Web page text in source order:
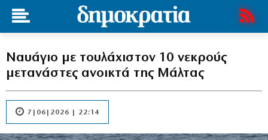
Ναυάγιο με τουλάχιστον 10 νεκρούς
μετανάστες ανοικτά της Μάλτας
7|06|2026 | 22:14